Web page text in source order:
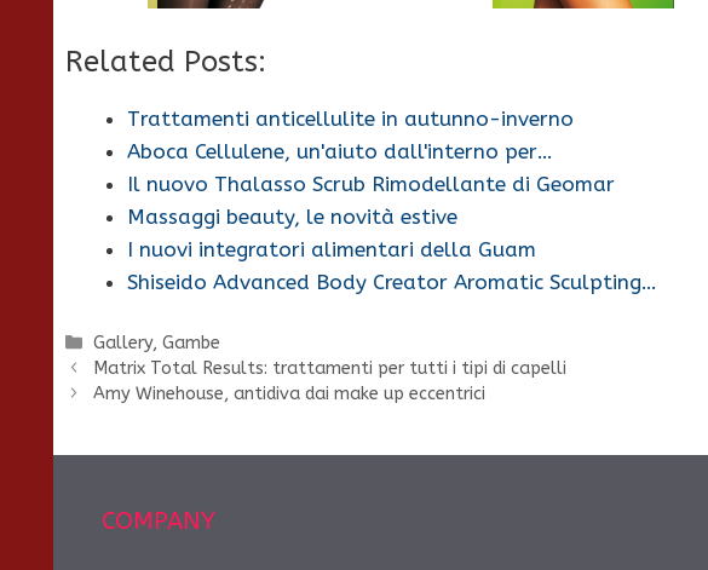
Related Posts:
Trattamenti anticellulite in autunno-inverno
Aboca Cellulene, un'aiuto dall'interno per…
Il nuovo Thalasso Scrub Rimodellante di Geomar
Massaggi beauty, le novità estive
I nuovi integratori alimentari della Guam
Shiseido Advanced Body Creator Aromatic Sculpting…
Categorie
Gallery,Gambe
Matrix Total Results: trattamenti per tutti i tipi di capelli
Amy Winehouse, antidiva dai make up eccentrici
COMPANY